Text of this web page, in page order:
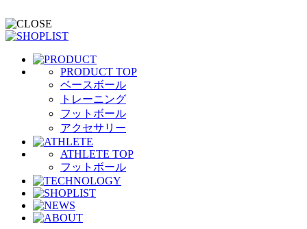
PRODUCT TOP
ベースボール
トレーニング
フットボール
アクセサリー
ATHLETE TOP
フットボール